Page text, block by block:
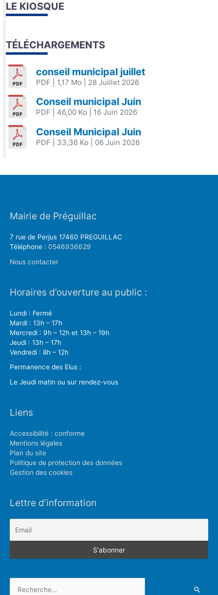
LE KIOSQUE
TÉLÉCHARGEMENTS
conseil municipal juillet
PDF | 1,17 Mo | 28 Juillet 2026
Conseil municipal Juin
PDF | 46,00 Ko | 16 Juin 2026
Conseil Municipal Juin
PDF | 33,36 Ko | 06 Juin 2026
Mairie de Préguillac
7 rue de Perjus 17460 PREGUILLAC
Téléphone : 0546936629
Nous contacter
Horaires d’ouverture au public :
Lundi : Fermé
Mardi : 13h – 17h
Mercredi : 9h – 12h et 13h – 19h
Jeudi : 13h – 17h
Vendredi : 8h – 12h
Permanence des Elus :
Le Jeudi matin ou sur rendez-vous
Liens
Accessibilité : conforme
Mentions légales
Plan du site
Politique de protection des données
Gestion des cookies
Lettre d’information